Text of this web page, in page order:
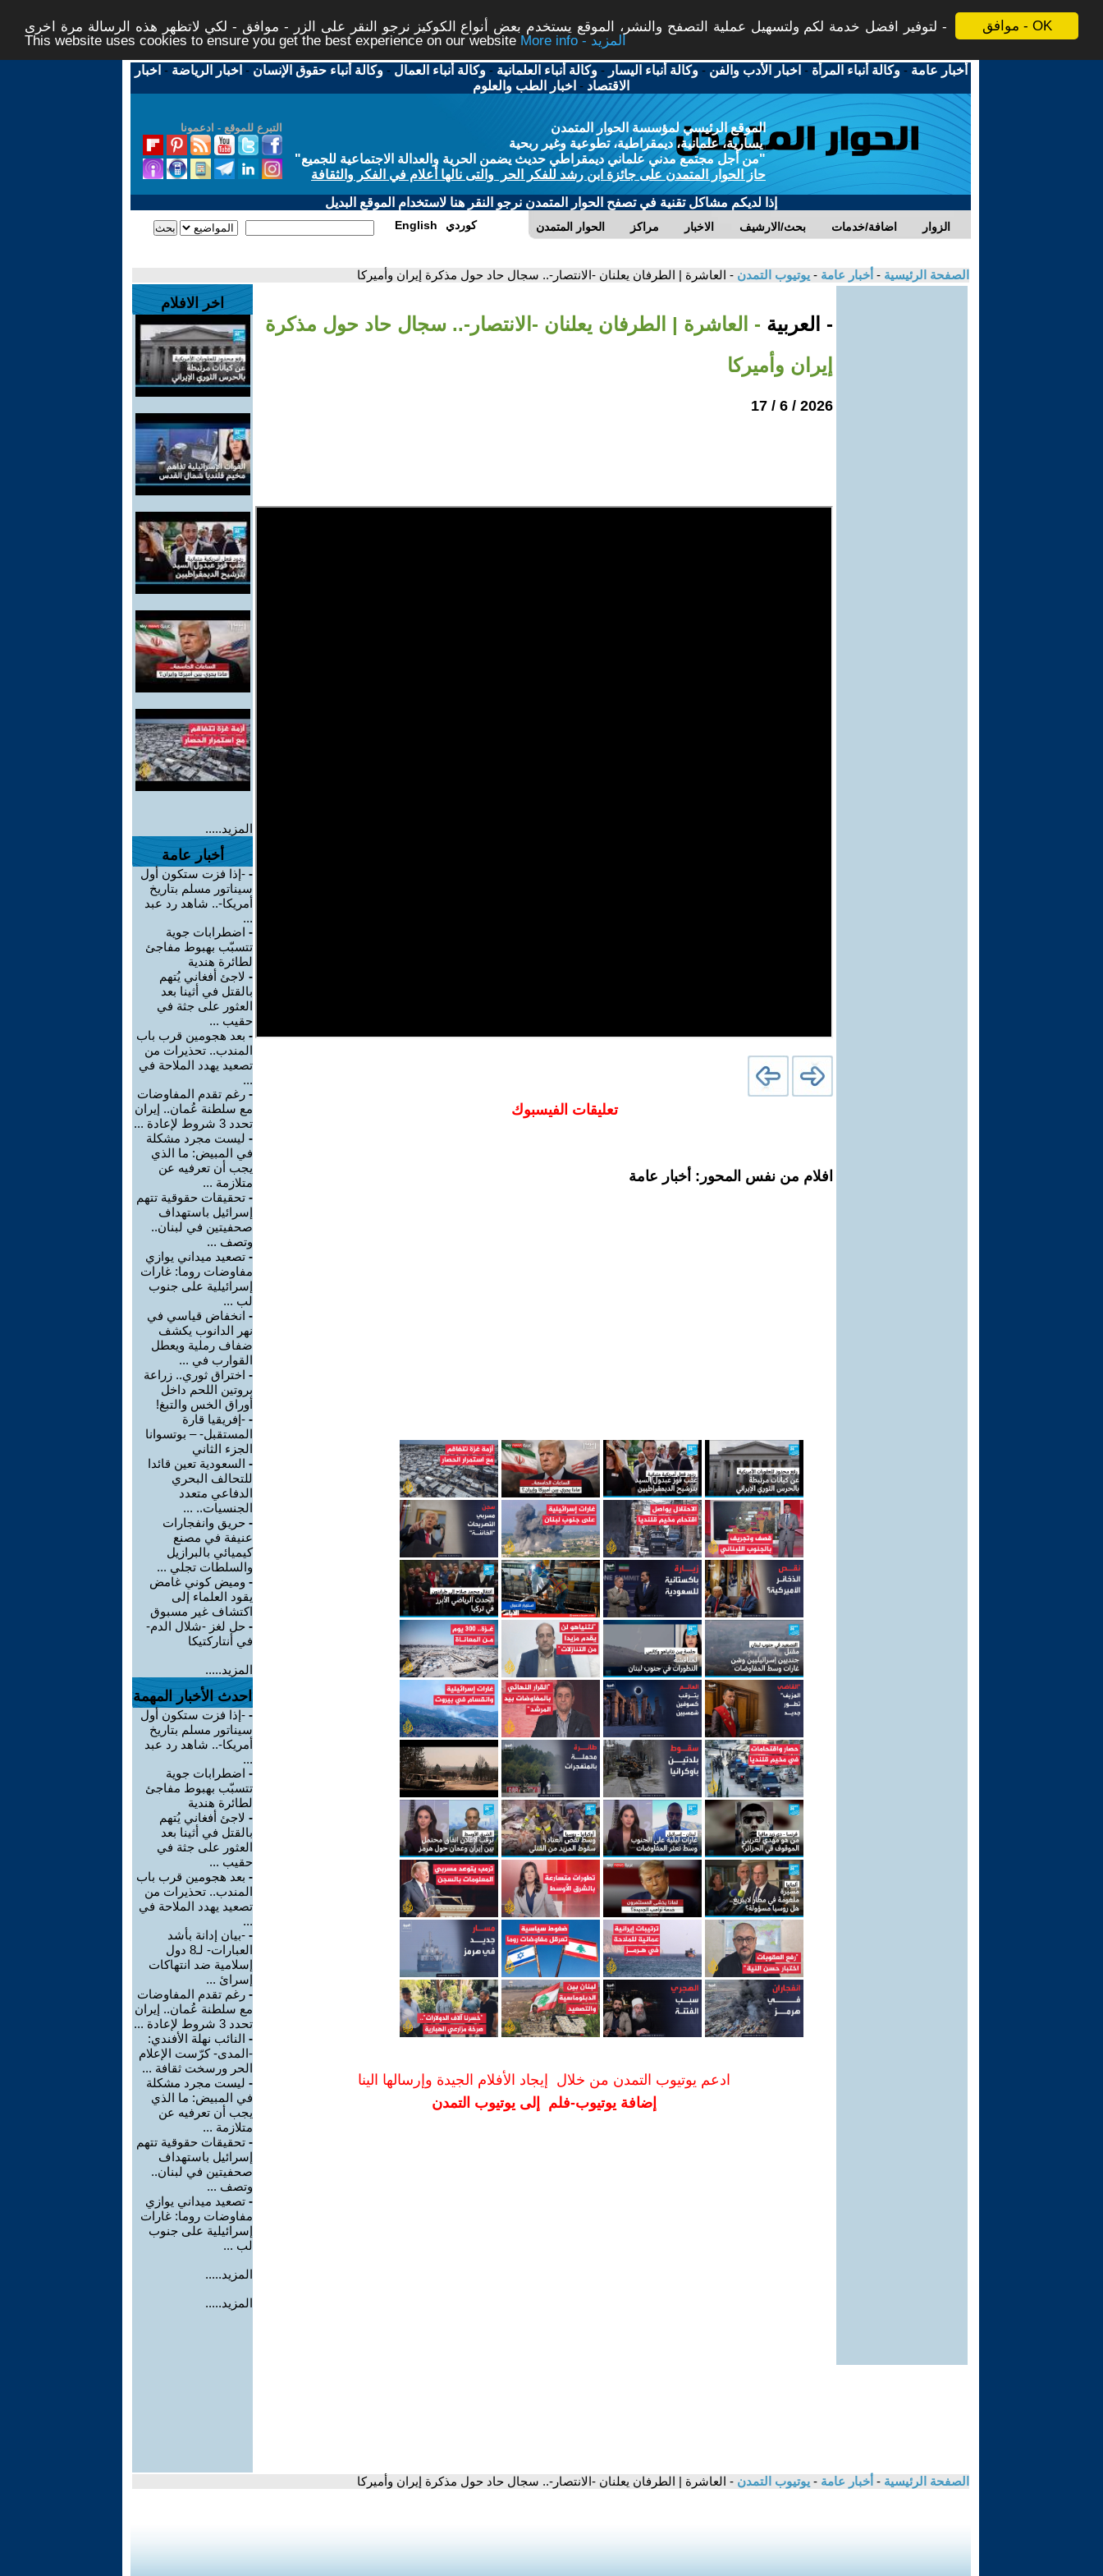
موافق - OK
لتوفير افضل خدمة لكم ولتسهيل عملية التصفح والنشر، الموقع يستخدم بعض أنواع الكوكيز نرجو النقر على الزر - موافق - لكي لاتظهر هذه الرسالة مرة اخرى -
This website uses cookies to ensure you get the best experience on our website
More info - المزيد
أخبار عامة -وكالة أنباء المرأة - اخبار الأدب والفن -وكالة أنباء اليسار -وكالة أنباء العلمانية -وكالة أنباء العمال -وكالة أنباء حقوق الإنسان - اخبار الرياضة - اخبار
الاقتصاد - اخبار الطب والعلوم
التبرع للموقع - ادعمونا
الموقع الرئيسي لمؤسسة الحوار المتمدن
يسارية، علمانية، ديمقراطية، تطوعية وغير ربحية
"من أجل مجتمع مدني علماني ديمقراطي حديث يضمن الحرية والعدالة الاجتماعية للجميع"
حاز الحوار المتمدن على جائزة ابن رشد للفكر الحر والتى نالها أعلام في الفكر والثقافة
إذا لديكم مشاكل تقنية في تصفح الحوار المتمدن نرجو النقر هنا لاستخدام الموقع البديل
الحوار المتمدن مراكز الاخبار بحث/الارشيف اضافة/خدمات الزوار English كوردي
الصفحة الرئيسية - أخبار عامة - يوتيوب التمدن - العاشرة | الطرفان يعلنان -الانتصار-.. سجال حاد حول مذكرة إيران وأميركا
- العربية - العاشرة | الطرفان يعلنان -الانتصار-.. سجال حاد حول مذكرة
إيران وأميركا
2026 / 6 / 17
تعليقات الفيسبوك
افلام من نفس المحور: أخبار عامة
ادعم يوتيوب التمدن من خلال إيجاد الأفلام الجيدة وإرسالها الينا
إضافة يوتيوب-فلم إلى يوتيوب التمدن
اخر الافلام
المزيد.....
أخبار عامة
- -إذا فزت ستكون أول
سيناتور مسلم بتاريخ
أمريكا-.. شاهد رد عبد
...
- اضطرابات جوية
تتسبّب بهبوط مفاجئ
لطائرة هندية
- لاجئ أفغاني يُتهم
بالقتل في أثينا بعد
العثور على جثة في
حقيب ...
- بعد هجومين قرب باب
المندب.. تحذيرات من
تصعيد يهدد الملاحة في
...
- رغم تقدم المفاوضات
مع سلطنة عُمان.. إيران
تحدد 3 شروط لإعادة ...
- ليست مجرد مشكلة
في المبيض: ما الذي
يجب أن تعرفيه عن
متلازمة ...
- تحقيقات حقوقية تتهم
إسرائيل باستهداف
صحفيتين في لبنان..
وتصف ...
- تصعيد ميداني يوازي
مفاوضات روما: غارات
إسرائيلية على جنوب
لب ...
- انخفاض قياسي في
نهر الدانوب يكشف
ضفاف رملية ويعطل
القوارب في ...
- اختراق ثوري.. زراعة
بروتين اللحم داخل
أوراق الخس والتبغ!
- -إفريقيا قارة
المستقبل- – بوتسوانا
الجزء الثاني
- السعودية تعين قائدا
للتحالف البحري
الدفاعي متعدد
الجنسيات.. ...
- حريق وانفجارات
عنيفة في مصنع
كيميائي بالبرازيل
والسلطات تجلي ...
- وميض كوني غامض
يقود العلماء إلى
اكتشاف غير مسبوق
- حل لغز -شلال الدم-
في أنتاركتيكا
المزيد.....
احدث الأخبار المهمة
- -إذا فزت ستكون أول
سيناتور مسلم بتاريخ
أمريكا-.. شاهد رد عبد
...
- اضطرابات جوية
تتسبّب بهبوط مفاجئ
لطائرة هندية
- لاجئ أفغاني يُتهم
بالقتل في أثينا بعد
العثور على جثة في
حقيب ...
- بعد هجومين قرب باب
المندب.. تحذيرات من
تصعيد يهدد الملاحة في
...
- -بيان إدانة بأشد
العبارات- لـ8 دول
إسلامية ضد انتهاكات
إسرائ ...
- رغم تقدم المفاوضات
مع سلطنة عُمان.. إيران
تحدد 3 شروط لإعادة ...
- النائب نهلة الأفندي:
-المدى- كرّست الإعلام
الحر ورسخت ثقافة ...
- ليست مجرد مشكلة
في المبيض: ما الذي
يجب أن تعرفيه عن
متلازمة ...
- تحقيقات حقوقية تتهم
إسرائيل باستهداف
صحفيتين في لبنان..
وتصف ...
- تصعيد ميداني يوازي
مفاوضات روما: غارات
إسرائيلية على جنوب
لب ...
المزيد.....
المزيد.....
الصفحة الرئيسية - أخبار عامة - يوتيوب التمدن - العاشرة | الطرفان يعلنان -الانتصار-.. سجال حاد حول مذكرة إيران وأميركا